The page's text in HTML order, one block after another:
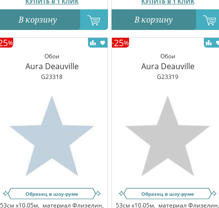
В корзину В корзину
Обои
Aura Deauville
G23318
%
Образец в шоу-руме
53см x10.05м, материал Флизелин,
Обои
Aura Deauville
G23319
-25%
Образец в шоу-руме
53см x10.05м, материал Флизелин,